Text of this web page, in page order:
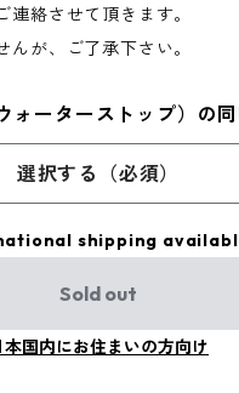
連絡させて頂きます。
んが、ご了承下さい。
ォーターストップ）の
選択する（必須）
shipping
Sold out
本国内にお住まいの方向け